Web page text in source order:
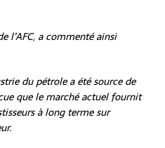
l’AFC, a commenté ainsi
du pétrole a été source de
que le marché actuel fournit
à long terme sur